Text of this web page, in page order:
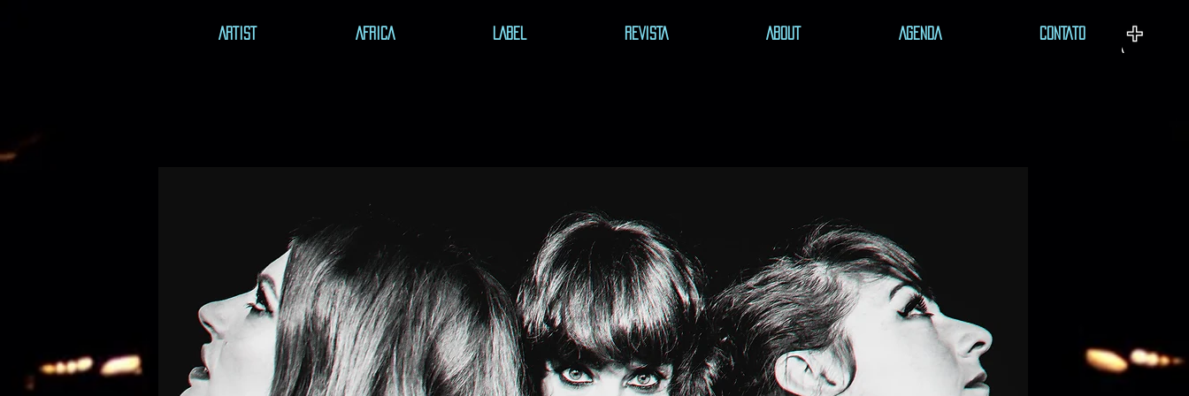
ARTIST AFRICA LABEL REVISTA ABOUT AGENDA CONTATO